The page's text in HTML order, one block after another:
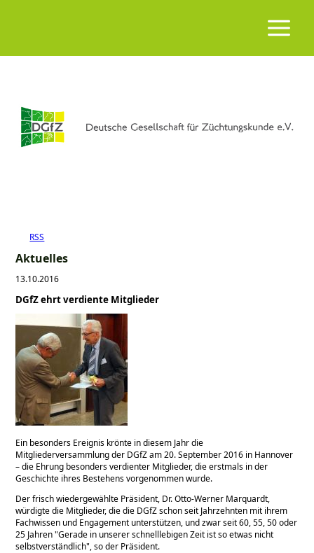
RSS
Aktuelles
13.10.2016
DGfZ ehrt verdiente Mitglieder
Ein besonders Ereignis krönte in diesem Jahr die
Mitgliederversammlung der DGfZ am 20. September 2016 in Hannover
– die Ehrung besonders verdienter Mitglieder, die erstmals in der
Geschichte ihres Bestehens vorgenommen wurde.
Der frisch wiedergewählte Präsident, Dr. Otto-Werner Marquardt,
würdigte die Mitglieder, die die DGfZ schon seit Jahrzehnten mit ihrem
Fachwissen und Engagement unterstützen, und zwar seit 60, 55, 50 oder
25 Jahren Gerade in unserer schnelllebigen Zeit ist so etwas nicht
selbstverständlich , so der Präsident.